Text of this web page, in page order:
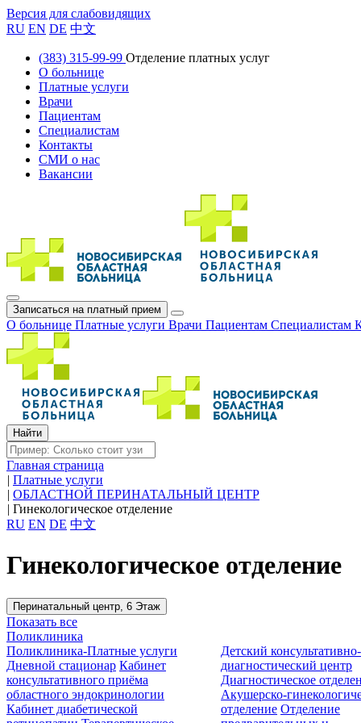
Версия для слабовидящих
RU EN DE 中文
(383) 315-99-99 Отделение платных услуг
О больнице
Платные услуги
Врачи
Пациентам
Специалистам
Контакты
СМИ о нас
Вакансии
Записаться на платный прием
О больнице Платные услуги Врачи Пациентам Специалистам
Главная страница
| Платные услуги
| ОБЛАСТНОЙ ПЕРИНАТАЛЬНЫЙ ЦЕНТР
| Гинекологическое отделение
RU EN DE 中文
Гинекологическое отделение
Перинатальный центр, 6 Этаж
Показать все
Поликлиника
Поликлиника-Платные услуги
Дневной стационар Кабинет
консультативного приёма
областного эндокринологии
Кабинет диабетической
Детский консультативно-
диагностический центр
Диагностическое
Акушерско-
отделение Отделение